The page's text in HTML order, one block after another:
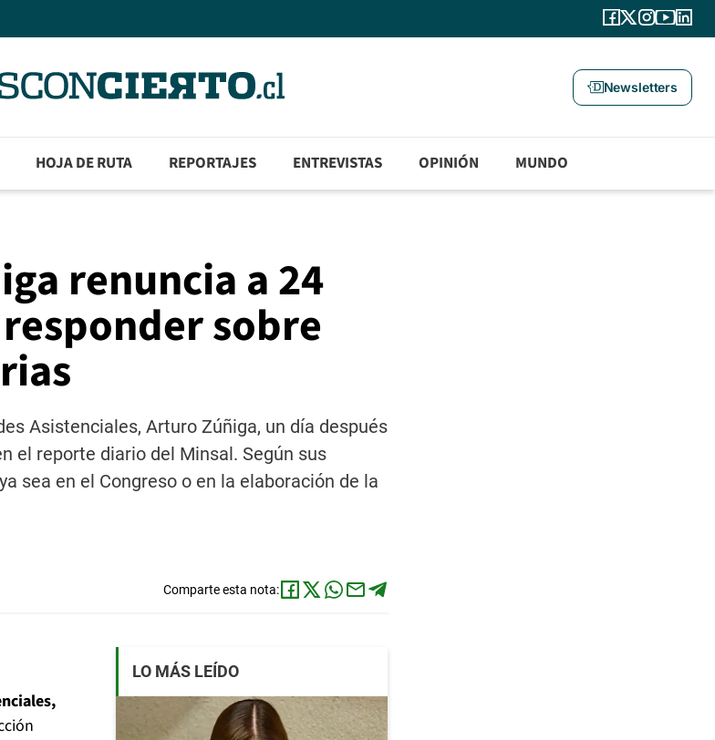
Newsletters
HOJA DE RUTA REPORTAJES ENTREVISTAS OPINIÓN MUNDO
renuncia a 24
sobre
Asistenciales, Arturo Zúñiga, un día después
el reporte diario del Minsal. Según sus
sea en el Congreso o en la elaboración de la
Comparte esta nota:
LO MÁS LEÍDO